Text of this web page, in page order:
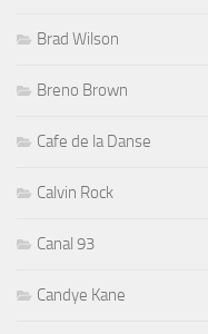
Brad Wilson
Breno Brown
Cafe de la Danse
Calvin Rock
Canal 93
Candye Kane